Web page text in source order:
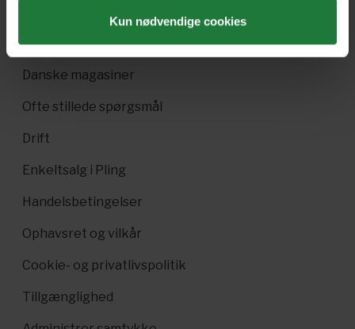
Kun nødvendige cookies
Pling Kombi
Danske magasiner
Ofte stillede spørgsmål
Drift
Enkeltsalg i Pling
Handelsbetingelser
Ophavsret og vilkår
Cookie- og privatlivspolitik
Tillgænglighed